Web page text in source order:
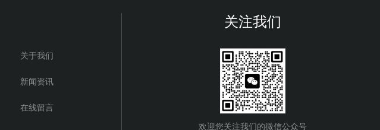
关于我们
新闻资讯
在线留言
关注我们
欢迎您关注我们的微信公众号